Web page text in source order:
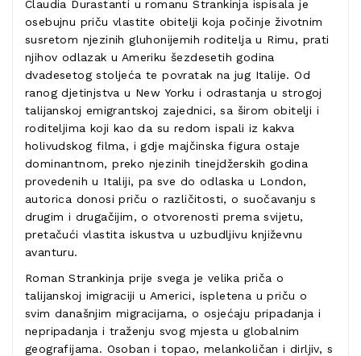
Claudia Durastanti u romanu Strankinja ispisala je
osebujnu priču vlastite obitelji koja počinje životnim
susretom njezinih gluhonijemih roditelja u Rimu, prati
njihov odlazak u Ameriku šezdesetih godina
dvadesetog stoljeća te povratak na jug Italije. Od
ranog djetinjstva u New Yorku i odrastanja u strogoj
talijanskoj emigrantskoj zajednici, sa širom obitelji i
roditeljima koji kao da su redom ispali iz kakva
holivudskog filma, i gdje majčinska figura ostaje
dominantnom, preko njezinih tinejdžerskih godina
provedenih u Italiji, pa sve do odlaska u London,
autorica donosi priču o različitosti, o suočavanju s
drugim i drugačijim, o otvorenosti prema svijetu,
pretačući vlastita iskustva u uzbudljivu književnu
avanturu.
Roman Strankinja prije svega je velika priča o
talijanskoj imigraciji u Americi, ispletena u priču o
svim današnjim migracijama, o osjećaju pripadanja i
nepripadanja i traženju svog mjesta u globalnim
geografijama. Osoban i topao, melankoličan i dirljiv, s